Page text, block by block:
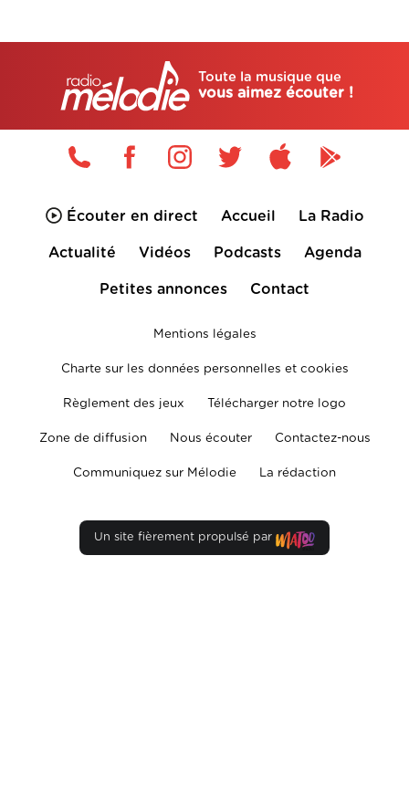
Toute la musique que
vous aimez écouter !
Écouter en direct Accueil La Radio
Actualité Vidéos Podcasts Agenda
Petites annonces Contact
Mentions légales
Charte sur les données personnelles et cookies
Règlement des jeux Télécharger notre logo
Zone de diffusion Nous écouter Contactez-nous
Communiquez sur Mélodie La rédaction
Un site fièrement propulsé par